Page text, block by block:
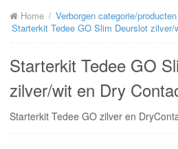
OVER ONS
Home Verborgen categorie/producten
Starterkit Tedee GO Slim Deurslot
Starterkit Tedee GO
zilver/wit en Dry
Starterkit Tedee GO zilver en